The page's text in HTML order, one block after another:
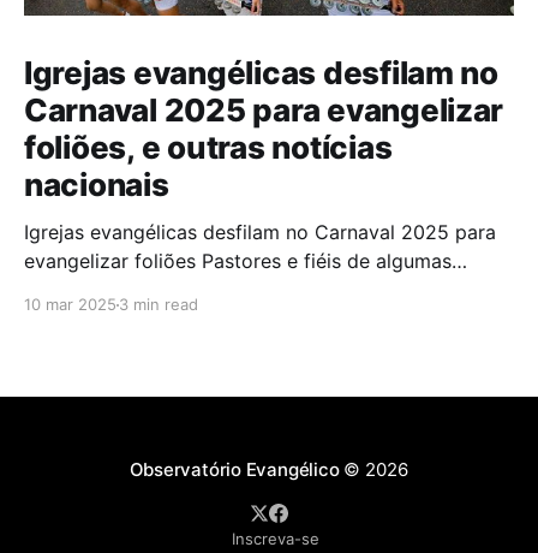
Igrejas evangélicas desfilam no
Carnaval 2025 para evangelizar
foliões, e outras notícias
nacionais
Igrejas evangélicas desfilam no Carnaval 2025 para
evangelizar foliões Pastores e fiéis de algumas
10 mar 2025 3 min read
Observatório Evangélico© 2026
Inscreva-se